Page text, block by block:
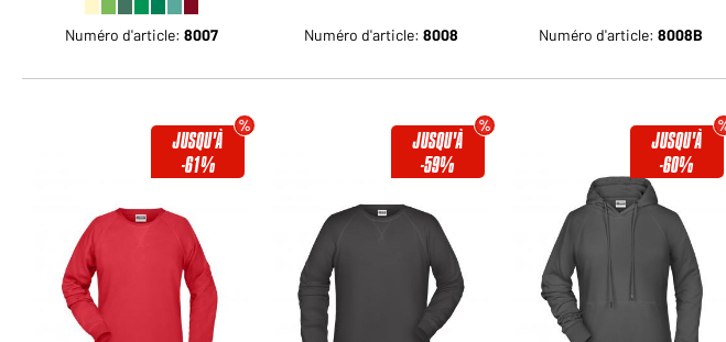
Numéro d'article:8007 Numéro d'article: 8008 Numéro d'article: 8008B
JUSQU'À
-61%
JUSQU'À
-59%
JUSQU'À
-60%